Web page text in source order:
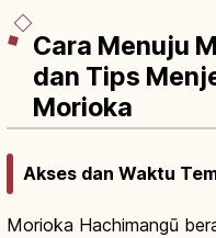
Cara Menuju
dan Tips
Morioka
Akses dan Waktu
Morioka Hachimangū